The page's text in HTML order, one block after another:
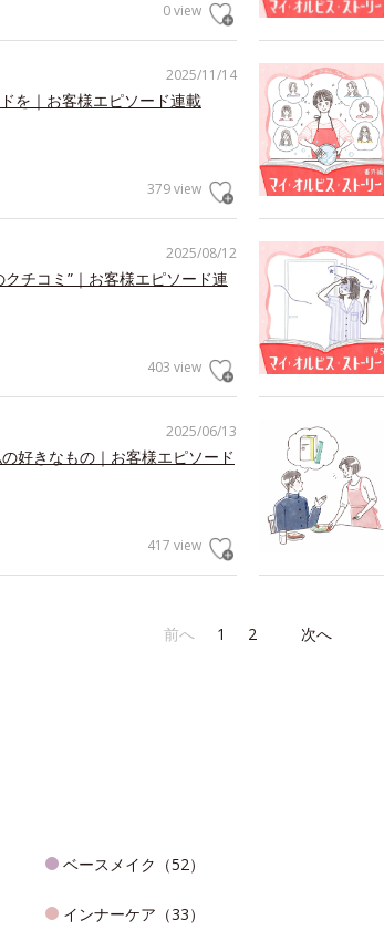
0 view
2025/11/14
を｜お客様エピソード連載
379 view
2025/08/12
チコミ”｜お客様エピソード連
403 view
2025/06/13
好きなもの｜お客様エピソード
417 view
前へ 1 2 次へ
ベースメイク（52）
インナーケア（33）